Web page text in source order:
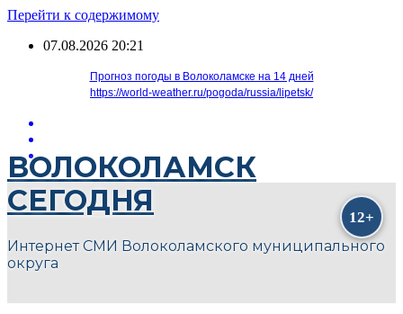
Перейти к содержимому
07.08.2026 20:21
Прогноз погоды в Волоколамске на 14 дней
https://world-weather.ru/pogoda/russia/lipetsk/
ВОЛОКОЛАМСК
СЕГОДНЯ
Интернет СМИ Волоколамского муниципального
округа